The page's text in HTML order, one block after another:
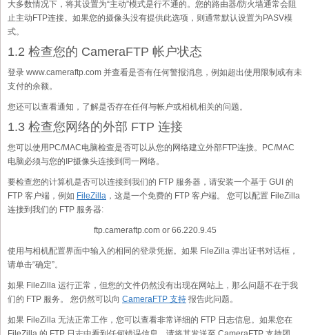
大多数情况下，将其设置为“主动”模式是行不通的。您的路由器/防火墙通常会阻
止主动FTP连接。如果您的摄像头没有提供此选项，则通常默认设置为PASV模
式。
1.2 检查您的 CameraFTP 帐户状态
登录 www.cameraftp.com 并查看是否有任何警报消息，例如超出使用限制或有未
支付的余额。
您还可以查看通知，了解是否存在任何与帐户或相机相关的问题。
1.3 检查您网络的外部 FTP 连接
您可以使用PC/MAC电脑检查是否可以从您的网络建立外部FTP连接。PC/MAC
电脑必须与您的IP摄像头连接到同一网络。
要检查您的计算机是否可以连接到我们的 FTP 服务器，请安装一个基于 GUI 的
FTP 客户端，例如 FileZilla ，这是一个免费的 FTP 客户端。 您可以配置 FileZilla
连接到我们的 FTP 服务器:
ftp.cameraftp.com or 66.220.9.45
使用与相机配置界面中输入的相同的登录凭据。如果 FileZilla 弹出证书对话框，
请单击“确定”。
如果 FileZilla 运行正常，但您的文件仍然没有出现在网站上，那么问题不在于我
们的 FTP 服务。 您仍然可以向 CameraFTP 支持 报告此问题。
如果 FileZilla 无法正常工作，您可以查看非常详细的 FTP 日志信息。如果您在